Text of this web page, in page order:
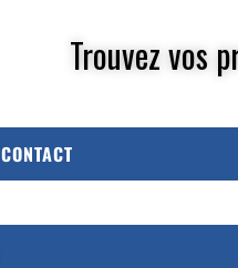
Trouvez vos
CONTACT